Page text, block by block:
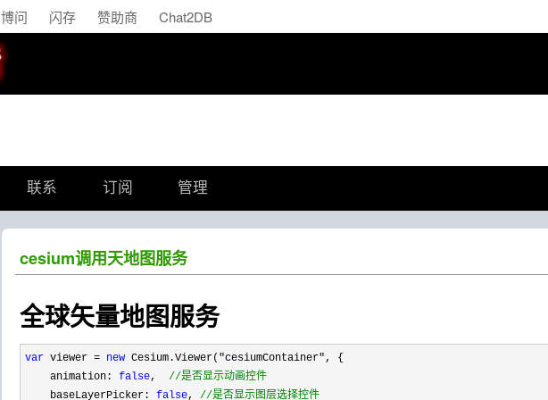
博问 闪存 赞助商 Chat2DB
联系 订阅 管理
cesium调用天地图服务
全球矢量地图服务
var viewer = new Cesium.Viewer("cesiumContainer", {
    animation:
false, //是否显示动画控件
    baseLayerPicker:
false, //是否显示图层选择控件